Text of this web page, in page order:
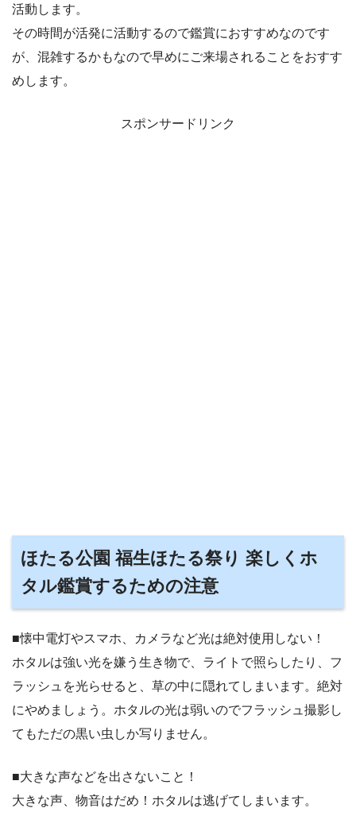
活動します。
その時間が活発に活動するので鑑賞におすすめなのです
が、混雑するかもなので早めにご来場されることをおすす
めします。
スポンサードリンク
ほたる公園 福生ほたる祭り 楽しくホ
タル鑑賞するための注意
■懐中電灯やスマホ、カメラなど光は絶対使用しない！
ホタルは強い光を嫌う生き物で、ライトで照らしたり、フ
ラッシュを光らせると、草の中に隠れてしまいます。絶対
にやめましょう。ホタルの光は弱いのでフラッシュ撮影し
てもただの黒い虫しか写りません。
■大きな声などを出さないこと！
大きな声、物音はだめ！ホタルは逃げてしまいます。